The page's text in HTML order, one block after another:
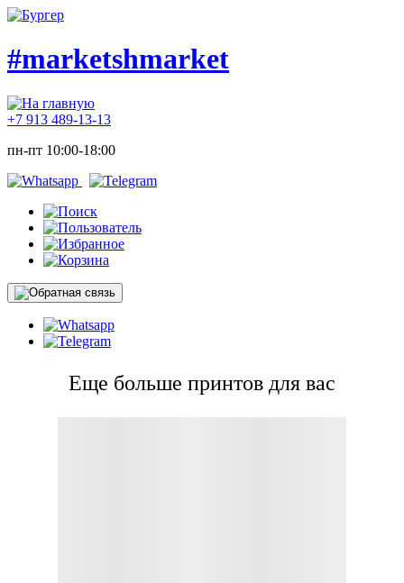
#marketshmarket
+7 913 489-13-13
пн-пт 10:00-18:00
Еще больше принтов для вас